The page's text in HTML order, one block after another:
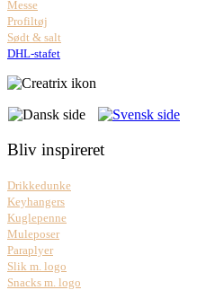
Messe
Profiltøj
Sødt & salt
DHL-stafet
Bliv inspireret
Drikkedunke
Keyhangers
Kuglepenne
Muleposer
Paraplyer
Slik m. logo
Snacks m. logo